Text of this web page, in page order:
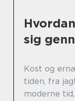
sig
Kost og
tiden, fra
moderne